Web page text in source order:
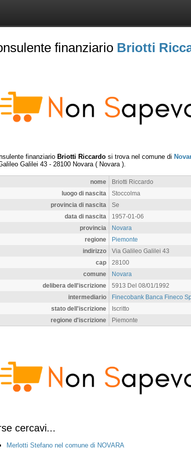
finanziario Briotti
finanziario Briotti Riccardo si trova nel comune di
Galilei 43 - 28100 Novara ( Novara ).
nome
Briotti Riccardo
luogo di nascita
Stoccolma
provincia di nascita
Se
data di nascita
1957-01-06
provincia
Novara
regione
Piemonte
indirizzo
Via Galileo Galilei 43
cap
28100
comune
Novara
delibera dell'iscrizione
5913 Del 08/01/1992
intermediario
Finecobank Banca Fineco
stato dell'iscrizione
Iscritto
regione d'iscrizione
Piemonte
cercavi...
Merlotti Stefano nel comune di NOVARA